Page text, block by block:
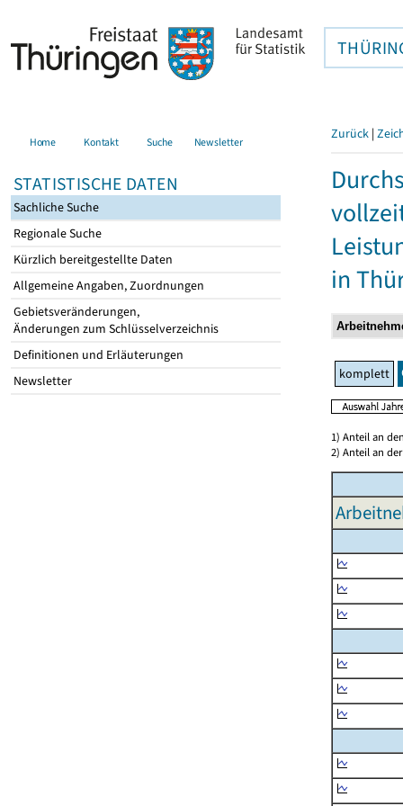
Home Kontakt Suche Newsletter
STATISTISCHE DATEN
Sachliche Suche
Regionale Suche
Kürzlich bereitgestellte Daten
Allgemeine Angaben, Zuordnungen
Gebietsveränderungen,
Änderungen zum Schlüsselverzeichnis
Definitionen und Erläuterungen
Newsletter
Zurück |
in
komplett
1) Anteil an
2) Anteil an